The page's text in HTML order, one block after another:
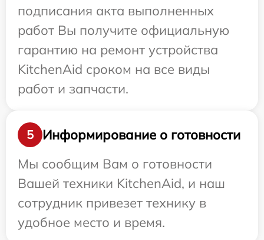
подписания акта выполненных
работ Вы получите официальную
гарантию на ремонт устройства
KitchenAid сроком на все виды
работ и запчасти.
5
Информирование о готовности
Мы сообщим Вам о готовности
Вашей техники KitchenAid, и наш
сотрудник привезет технику в
удобное место и время.